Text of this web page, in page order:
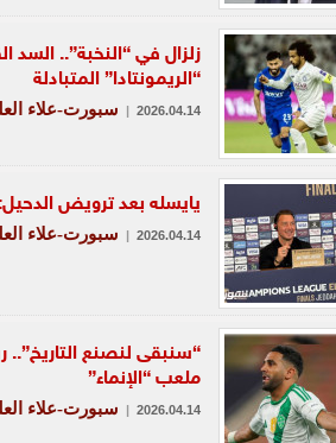
زلزال في “النخبة”.. السد
“الريمونتادا” المتبادلة
2026.04.14
| سبورت-علاء
يايسله بعد ترويض الدحيل:
2026.04.14
| سبورت-علاء
“سنبقى لنصنع التاريخ”..
ملعب “الإنماء”
2026.04.14
| سبورت-علاء